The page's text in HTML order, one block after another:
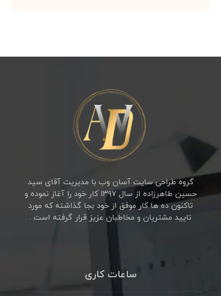
گروه طراحی سایت آسان وب با مدیریت آقای سید
حسین طاهرزاده از سال ۱۳۹۷ کار خود را آغاز نموده و
تاکنون ده ها کار موفق از خود بجا گذاشته که مورد
تایید مشتریان و مخاطبان عزیز قرار گرفته است .
ساعات کاری